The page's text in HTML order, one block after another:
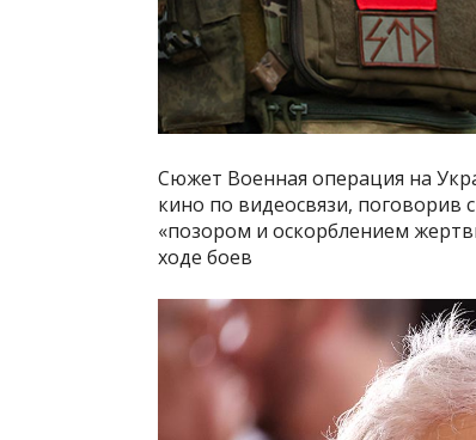
Сюжет Военная операция на
кино по видеосвязи, поговорив
«позором и оскорблением
ходе боев